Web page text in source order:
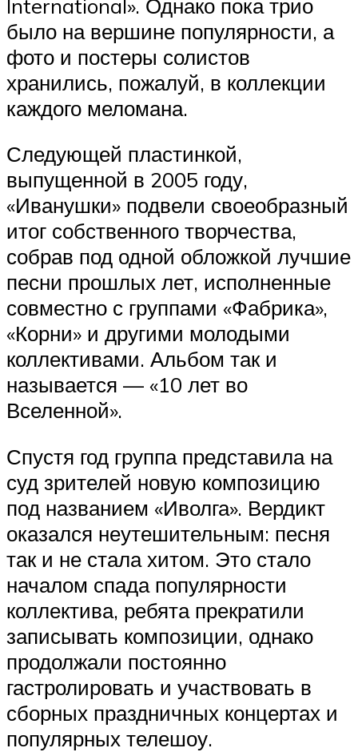
International». Однако пока трио
было на вершине популярности, а
фото и постеры солистов
хранились, пожалуй, в коллекции
каждого меломана.
Следующей пластинкой,
выпущенной в 2005 году,
«Иванушки» подвели своеобразный
итог собственного творчества,
собрав под одной обложкой лучшие
песни прошлых лет, исполненные
совместно с группами «Фабрика»,
«Корни» и другими молодыми
коллективами. Альбом так и
называется — «10 лет во
Вселенной».
Спустя год группа представила на
суд зрителей новую композицию
под названием «Иволга». Вердикт
оказался неутешительным: песня
так и не стала хитом. Это стало
началом спада популярности
коллектива, ребята прекратили
записывать композиции, однако
продолжали постоянно
гастролировать и участвовать в
сборных праздничных концертах и
популярных телешоу.